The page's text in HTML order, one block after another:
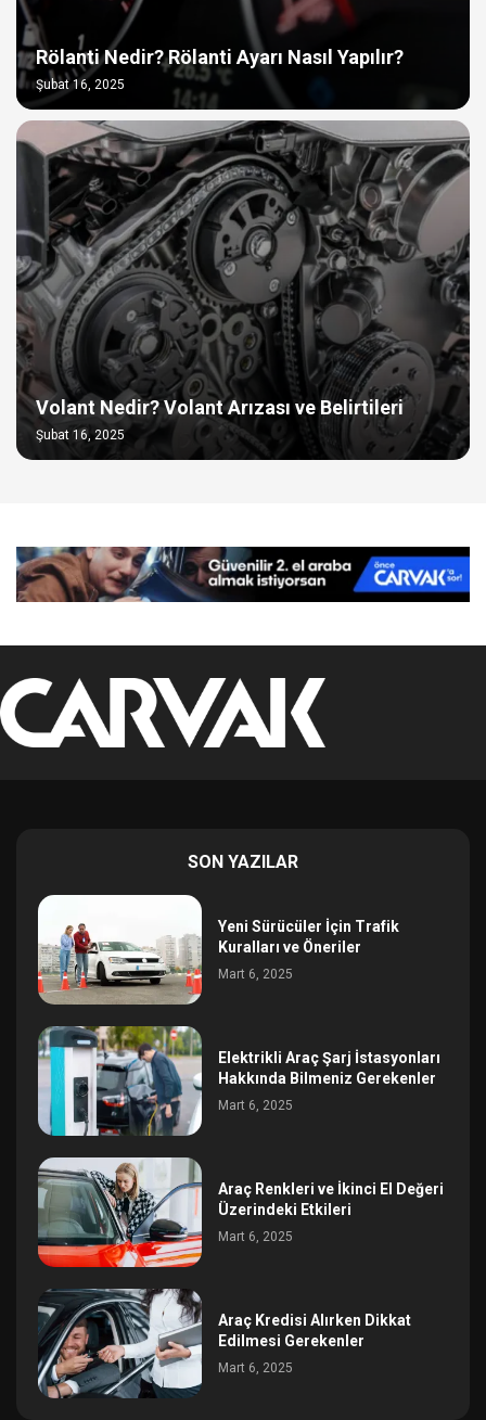
Rölanti Nedir? Rölanti Ayarı Nasıl Yapılır?
Şubat 16, 2025
Volant Nedir? Volant Arızası ve Belirtileri
Şubat 16, 2025
SON YAZILAR
Yeni Sürücüler İçin Trafik
Kuralları ve Öneriler
Mart 6, 2025
Elektrikli Araç Şarj İstasyonları
Hakkında Bilmeniz Gerekenler
Mart 6, 2025
Araç Renkleri ve İkinci El Değeri
Üzerindeki Etkileri
Mart 6, 2025
Araç Kredisi Alırken Dikkat
Edilmesi Gerekenler
Mart 6, 2025